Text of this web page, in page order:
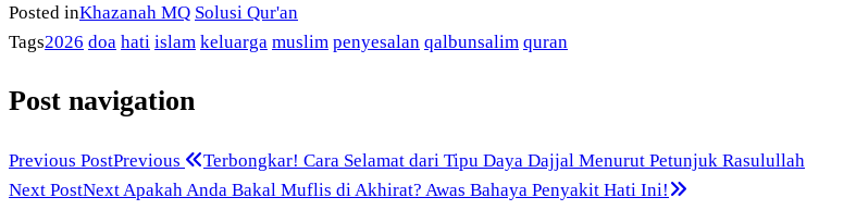
Posted inKhazanah MQ Solusi Qur'an
Tags2026 doa hati islam keluarga muslim penyesalan qalbunsalim quran
Post navigation
Previous PostPrevious
Terbongkar! Cara Selamat dari Tipu Daya Dajjal Menurut Petunjuk Rasulullah
Next PostNextApakah Anda Bakal Muflis di Akhirat? Awas Bahaya Penyakit Hati Ini!